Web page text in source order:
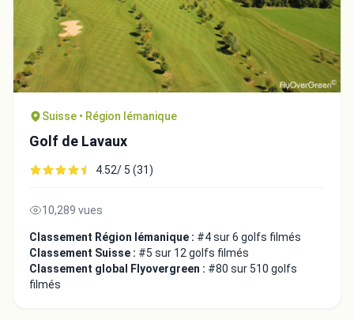
Suisse • Région lémanique
Golf de Lavaux
4.52/ 5 (31)
10,289 vues
Classement Région lémanique : #4 sur 6 golfs filmés
Classement Suisse : #5 sur 12 golfs filmés
Classement global Flyovergreen : #80 sur 510 golfs
filmés